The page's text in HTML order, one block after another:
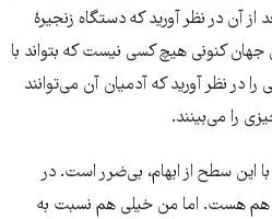
آن در نظر آورید که دستگاه زنجیرۀ
جهان کنونی هیچ کسی نیست که بتواند با
در نظر آورید که آدمیان آن می‌‌‌توانند
را می‌‌‌بینند.
سطح از ابهام، بی‌‌‌ضرر است. در
هم هست. اما من خیلی هم نسبت به